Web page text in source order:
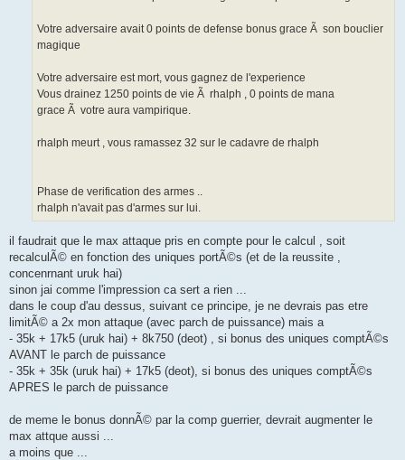
Votre adversaire avait 0 points de defense bonus grace Ã son bouclier
magique
Votre adversaire est mort, vous gagnez de l'experience
Vous drainez 1250 points de vie Ã rhalph , 0 points de mana
grace Ã votre aura vampirique.
rhalph meurt , vous ramassez 32 sur le cadavre de rhalph
Phase de verification des armes ..
rhalph n'avait pas d'armes sur lui.
il faudrait que le max attaque pris en compte pour le calcul , soit
recalculÃ© en fonction des uniques portÃ©s (et de la reussite ,
concenrnant uruk hai)
sinon jai comme l'impression ca sert a rien ...
dans le coup d'au dessus, suivant ce principe, je ne devrais pas etre
limitÃ© a 2x mon attaque (avec parch de puissance) mais a
- 35k + 17k5 (uruk hai) + 8k750 (deot) , si bonus des uniques comptÃ©s
AVANT le parch de puissance
- 35k + 35k (uruk hai) + 17k5 (deot), si bonus des uniques comptÃ©s
APRES le parch de puissance
de meme le bonus donnÃ© par la comp guerrier, devrait augmenter le
max attque aussi ...
a moins que ...